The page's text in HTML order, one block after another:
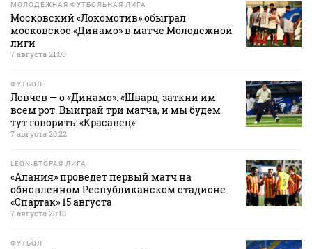
МОЛОДЕЖНАЯ ФУТБОЛЬНАЯ ЛИГА
Московский «Локомотив» обыграл
московское «Динамо» в матче Молодежной
лиги
7 августа 21:03
ФУТБОЛ
Ловчев — о «Динамо»: «Шварц, заткни им
всем рот. Выиграй три матча, и мы будем
тут говорить: «Красавец»
7 августа 20:22
LEON-ВТОРАЯ ЛИГА
«Алания» проведет первый матч на
обновленном Республиканском стадионе
«Спартак» 15 августа
7 августа 20:18
ФУТБОЛ